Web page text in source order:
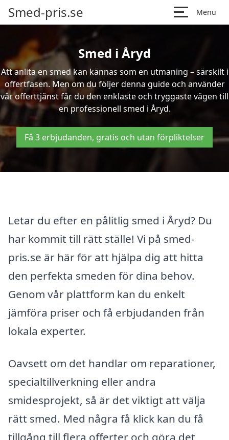
Smed-pris.se Menu
Smed i Åryd
Att anlita en smed kan kännas som en utmaning – särskilt i
offertfasen. Men om du följer denna guide och använder
vår offerttjänst får du den enklaste och tryggaste vägen till
en professionell smed i Åryd.
Få 3 erbjudanden, gratis och utan förpliktelser
Letar du efter en pålitlig smed i Åryd? Du
har kommit till rätt ställe! Vi på smed-
pris.se är här för att hjälpa dig att hitta
den perfekta smeden för dina behov.
Genom vår plattform kan du enkelt
jämföra priser och få erbjudanden från
lokala experter.
Oavsett om det handlar om reparationer,
specialtillverkning eller andra
smidesprojekt, så är det viktigt att välja
rätt smed. Med några få klick kan du få